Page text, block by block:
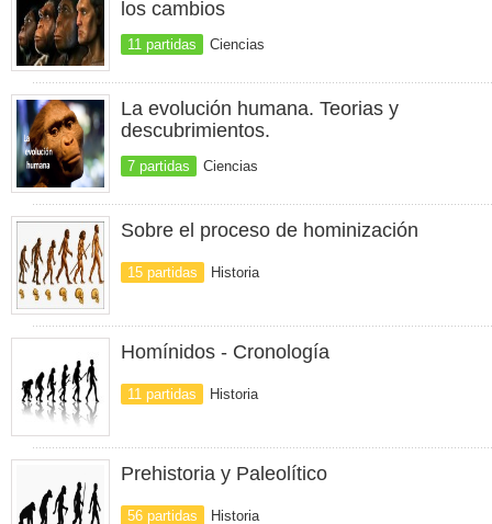
los cambios
11 partidas Ciencias
La evolución humana. Teorias y
descubrimientos.
7 partidas Ciencias
Sobre el proceso de hominización
15 partidas Historia
Homínidos - Cronología
11 partidas Historia
Prehistoria y Paleolítico
56 partidas Historia